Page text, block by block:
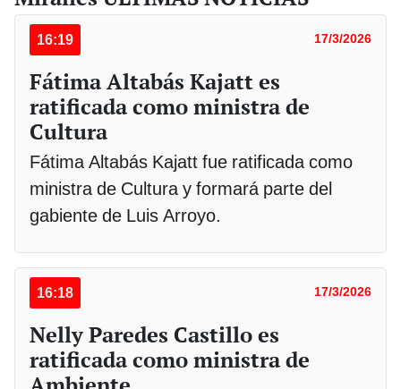
16:19 17/3/2026
Fátima Altabás Kajatt es
ratificada como ministra de
Cultura
Fátima Altabás Kajatt fue ratificada como
ministra de Cultura y formará parte del
gabiente de Luis Arroyo.
16:18 17/3/2026
Nelly Paredes Castillo es
ratificada como ministra de